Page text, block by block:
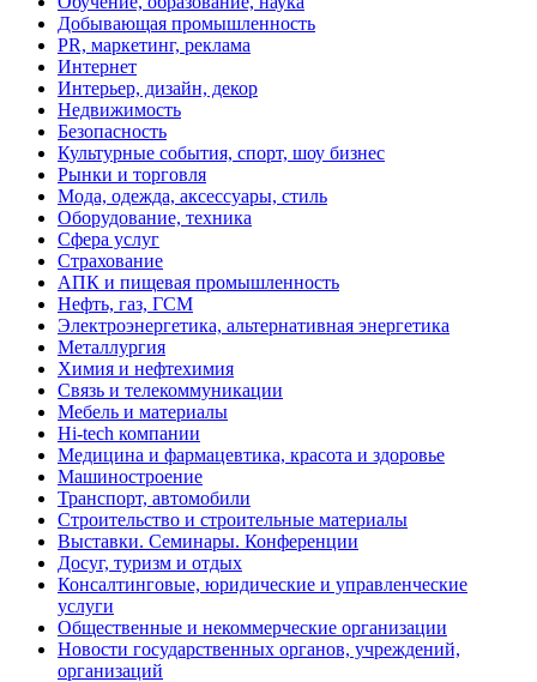
Добывающая промышленность
PR, маркетинг, реклама
Интернет
Интерьер, дизайн, декор
Недвижимость
Безопасность
Культурные события, спорт, шоу бизнес
Рынки и торговля
Мода, одежда, аксессуары, стиль
Оборудование, техника
Сфера услуг
Страхование
АПК и пищевая промышленность
Нефть, газ, ГСМ
Электроэнергетика, альтернативная энергетика
Металлургия
Химия и нефтехимия
Связь и телекоммуникации
Мебель и материалы
Hi-tech компании
Медицина и фармацевтика, красота и здоровье
Машиностроение
Транспорт, автомобили
Строительство и строительные материалы
Выставки. Семинары. Конференции
Досуг, туризм и отдых
Консалтинговые, юридические и управленческие
услуги
Общественные и некоммерческие организации
Новости государственных органов, учреждений,
организаций